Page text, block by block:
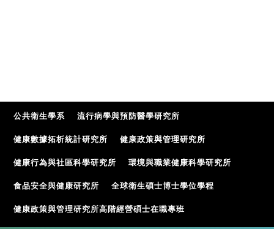
公共衛生學系 流行病學與預防醫學研究所
健康數據拓析統計研究所 健康政策與管理研究所
健康行為與社區科學研究所 環境與職業健康科學研究所
食品安全與健康研究所 全球衛生碩士博士學位學程
健康政策與管理研究所高階經營碩士在職專班